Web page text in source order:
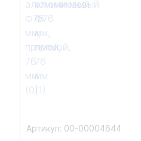
Артикул: 00-00004644